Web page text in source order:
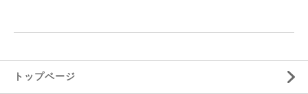
トップページ